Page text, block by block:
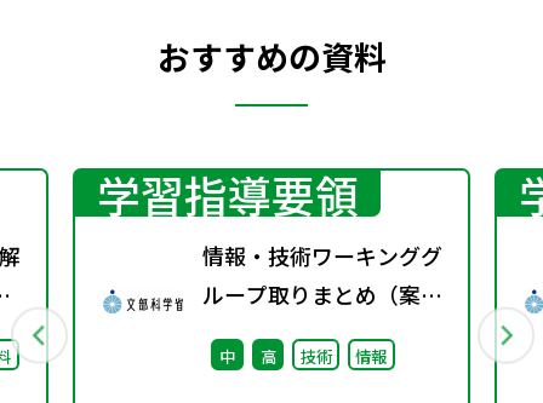
おすすめの資料
学習指導要領
情報・技術ワーキンググ
ループ取りまとめ（案）
※会議後修正
中 高 技術 情報